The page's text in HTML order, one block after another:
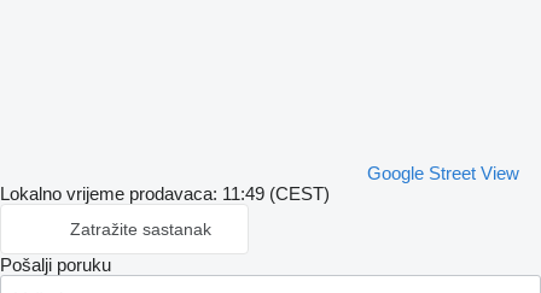
Google Street View
Lokalno vrijeme prodavaca: 11:49 (CEST)
Zatražite sastanak
Pošalji poruku